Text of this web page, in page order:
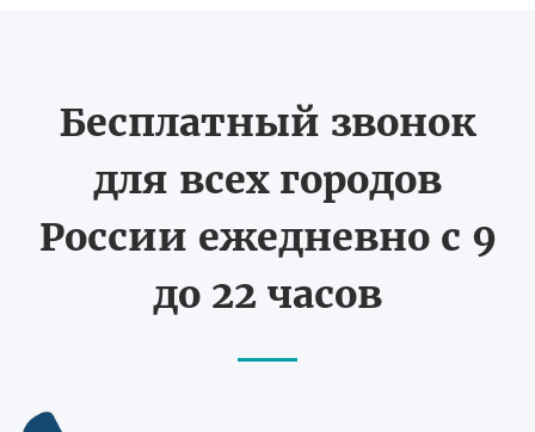
Бесплатный звонок
для всех городов
России ежедневно с 9
до 22 часов